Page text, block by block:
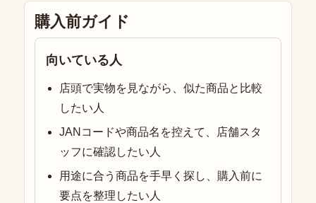
購入前ガイド
向いている人
店頭で実物を見ながら、似た商品と比較
したい人
JANコードや商品名を控えて、店舗スタ
ッフに確認したい人
用途に合う商品を手早く探し、購入前に
要点を整理したい人